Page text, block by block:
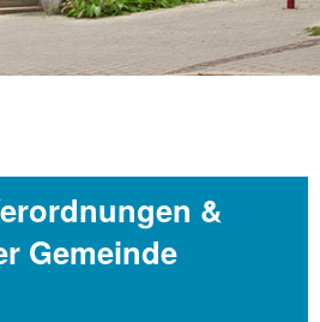
&
Gemeinde